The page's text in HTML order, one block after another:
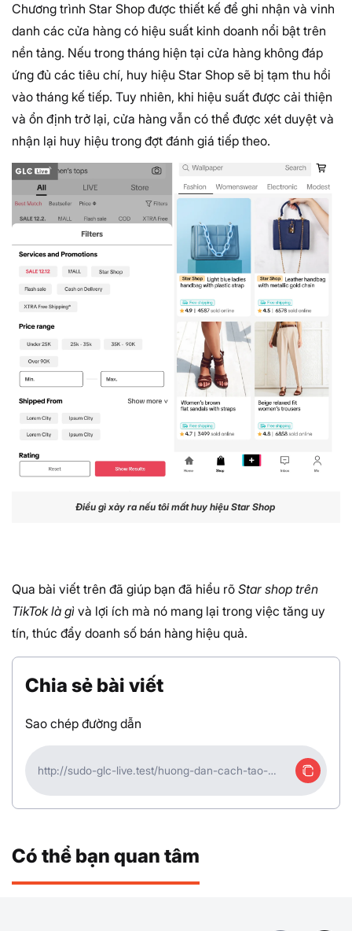
Chương trình Star Shop được thiết kế để ghi nhận và vinh
danh các cửa hàng có hiệu suất kinh doanh nổi bật trên
nền tảng. Nếu trong tháng hiện tại cửa hàng không đáp
ứng đủ các tiêu chí, huy hiệu Star Shop sẽ bị tạm thu hồi
vào tháng kế tiếp. Tuy nhiên, khi hiệu suất được cải thiện
và ổn định trở lại, cửa hàng vẫn có thể được xét duyệt và
nhận lại huy hiệu trong đợt đánh giá tiếp theo.
Điều gì xảy ra nếu tôi mất huy hiệu Star Shop
Qua bài viết trên đã giúp bạn đã hiểu rõ Star shop trên
TikTok là gì và lợi ích mà nó mang lại trong việc tăng uy
tín, thúc đẩy doanh số bán hàng hiệu quả.
Chia sẻ bài viết
Sao chép đường dẫn
http://sudo-glc-live.test/huong-dan-cach-tao-
Có thể bạn quan tâm